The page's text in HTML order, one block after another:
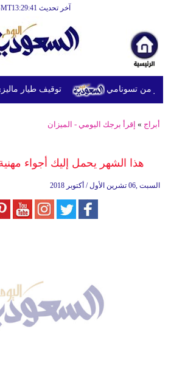
آخر تحديث GMT13:29:41
توقيف طيار ماليزي
أبراج » إقرأ برجك اليومي - الميزان
هذا الشهر يحمل إليك أجواء
السبت ,06 تشرين الأول / أكتوبر 2018